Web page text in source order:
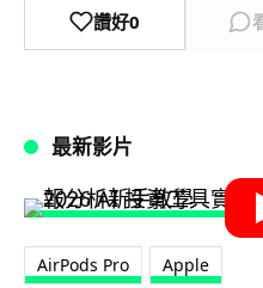
讚好0
最新影片
AirPods Pro Apple